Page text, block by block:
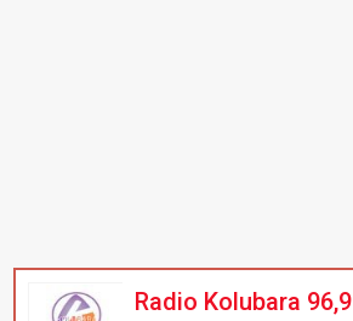
Radio Kolubara 96,9